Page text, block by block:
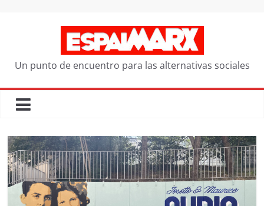
Un punto de encuentro para las alternativas sociales